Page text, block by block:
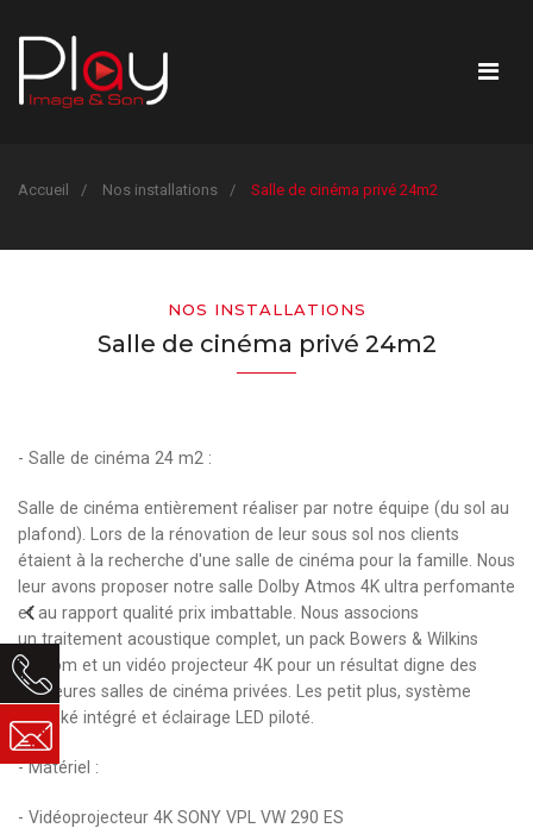
Accueil Nos installations Salle de cinéma privé 24m2
NOS INSTALLATIONS
Salle de cinéma privé 24m2
- Salle de cinéma 24 m2 :
Salle de cinéma entièrement réaliser par notre équipe (du sol au
plafond). Lors de la rénovation de leur sous sol nos clients
étaient à la recherche d'une salle de cinéma pour la famille. Nous
leur avons proposer notre salle Dolby Atmos 4K ultra perfomante
et au rapport qualité prix imbattable. Nous associons
un traitement acoustique complet, un pack Bowers & Wilkins
Custom et un vidéo projecteur 4K pour un résultat digne des
meilleures salles de cinéma privées. Les petit plus, système
karaoké intégré et éclairage LED piloté.
- Matériel :
- Vidéoprojecteur 4K SONY VPL VW 290 ES